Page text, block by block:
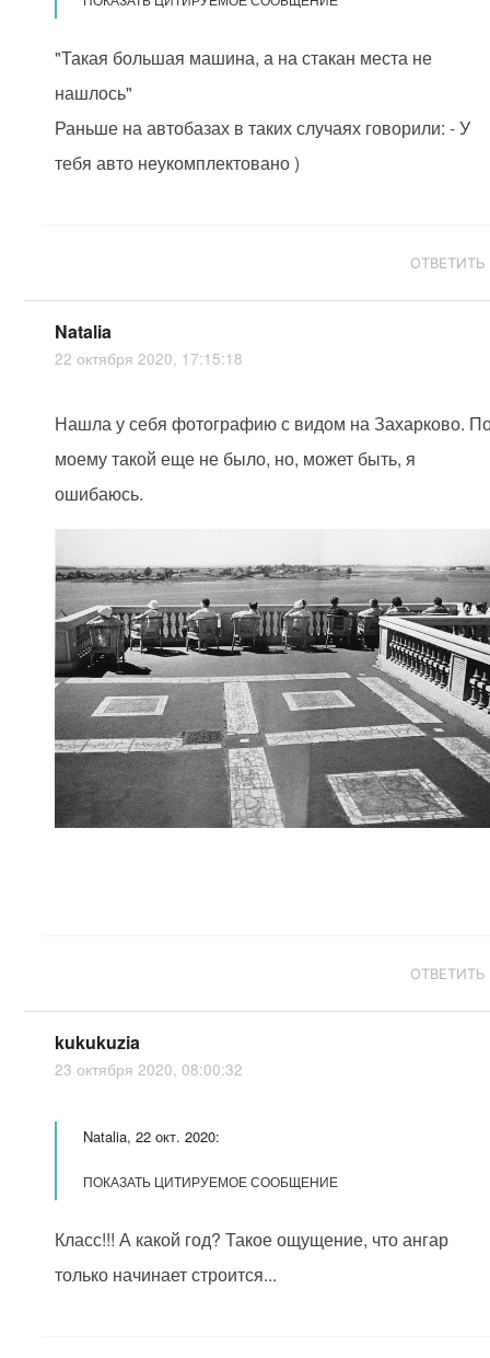
"Такая большая машина, а на стакан места не
нашлось"
Раньше на автобазах в таких случаях говорили: - У
тебя авто неукомплектовано )
ОТВЕТИТЬ
Natalia
22 октября 2020, 17:15:18
Нашла у себя фотографию с видом на Захарково.
моему такой еще не было, но, может быть, я
ошибаюсь.
ОТВЕТИТЬ
kukukuzia
23 октября 2020, 08:00:32
Natalia, 22 окт. 2020:
ПОКАЗАТЬ ЦИТИРУЕМОЕ СООБЩЕНИЕ
Класс!!! А какой год? Такое ощущение, что ангар
только начинает строится...